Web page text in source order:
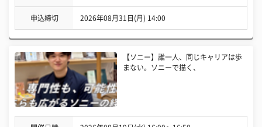
申込締切 2026年08月31日(月) 14:00
【ソニー】誰一人、同じキャリアは歩
まない。ソニーで描く、